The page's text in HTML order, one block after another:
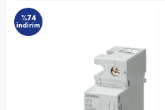
%74
indirim